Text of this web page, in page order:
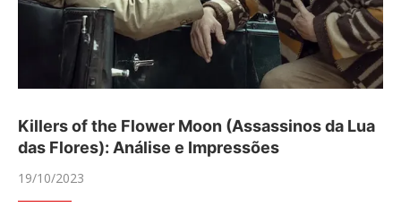
Killers of the Flower Moon (Assassinos da Lua
das Flores): Análise e Impressões
19/10/2023